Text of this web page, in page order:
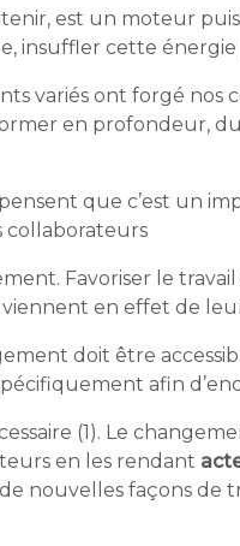
est un moteur
insuffler cette énergie
variés ont forgé
en profondeur,
que c’est un
collaborateurs
Favoriser le
viennent en effet de
doit être
afin
(1). Le
en les rendant
nouvelles façons de